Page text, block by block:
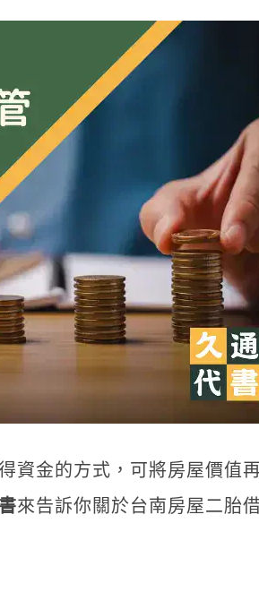
資金的方式，可將房屋價值
來告訴你關於台南房屋二胎